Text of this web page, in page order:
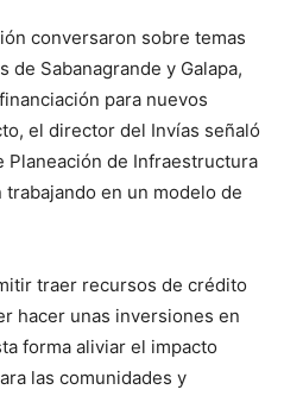
conversaron sobre temas
de Sabanagrande y Galapa,
para nuevos
el director del Invías señaló
Planeación de Infraestructura
en un modelo de
traer recursos de crédito
hacer unas inversiones en
forma aliviar el impacto
las comunidades y